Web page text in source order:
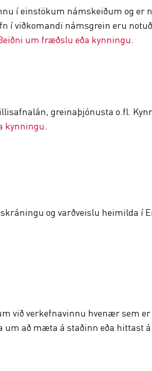
í einstökum námskeiðum og er
í viðkomandi námsgrein eru
um fræðslu eða kynningu.
greinaþjónusta o.fl.
kynningu.
og varðveislu heimilda í
við verkefnavinnu hvenær sem
að mæta á staðinn eða hittast á